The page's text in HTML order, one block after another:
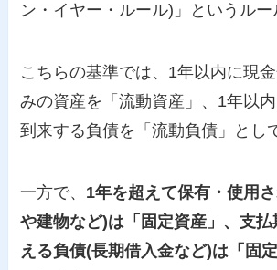
ン・イヤー・ルール)」というルー
こちらの基準では、1年以内に現
みの資産を「流動資産」、1年以
到来する負債を「流動負債」とし
一方で、 1年を超えて保有・使用
や建物など)は「固定資産」、支
える負債(長期借入金など)は「固